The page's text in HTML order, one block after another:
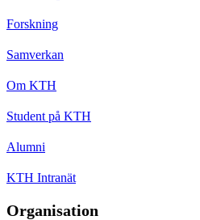
Forskning
Samverkan
Om KTH
Student på KTH
Alumni
KTH Intranät
Organisation